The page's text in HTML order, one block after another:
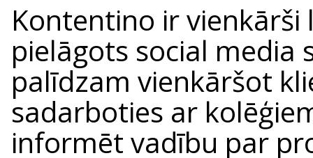
Kontentino ir
pielāgots social media
palīdzam vienkāršot
sadarboties ar
informēt vadību par